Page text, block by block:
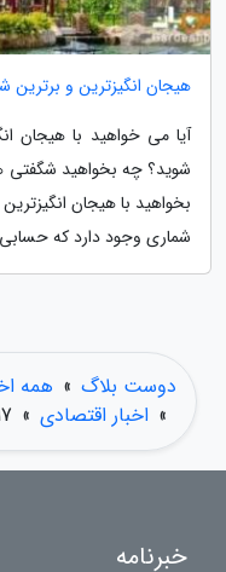
هیجان انگیزترین و برترین
آیا می خواهید با هیجان
شوید؟ چه بخواهید شگفتی
بخواهید با هیجان
شماری وجود دارد که حسابی
دوست بلاگ » همه
» اخبار اقتصادی » 17 کشور زیبا
خبرنامه